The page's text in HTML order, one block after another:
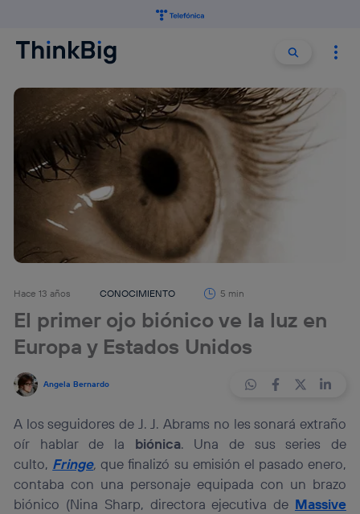
Buscar
Hace 13 años CONOCIMIENTO 5 min
El primer ojo biónico ve la luz en
Europa y Estados Unidos
Angela Bernardo
A los seguidores de J. J. Abrams no les sonará extraño
oír hablar de la biónica. Una de sus series de
culto, Fringe,que finalizó su emisión el pasado enero,
contaba con una personaje equipada con un brazo
biónico (Nina Sharp, directora ejecutiva de Massive